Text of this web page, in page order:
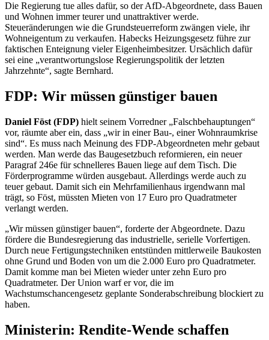
Die Regierung tue alles dafür, so der AfD-Abgeordnete, dass Bauen
und Wohnen immer teurer und unattraktiver werde.
Steueränderungen wie die Grundsteuerreform zwängen viele, ihr
Wohneigentum zu verkaufen. Habecks Heizungsgesetz führe zur
faktischen Enteignung vieler Eigenheimbesitzer. Ursächlich dafür
sei eine „verantwortungslose Regierungspolitik der letzten
Jahrzehnte“, sagte Bernhard.
FDP: Wir müssen günstiger bauen
Daniel Föst (FDP) hielt seinem Vorredner „Falschbehauptungen“
vor, räumte aber ein, dass „wir in einer Bau-, einer Wohnraumkrise
sind“. Es muss nach Meinung des FDP-Abgeordneten mehr gebaut
werden. Man werde das Baugesetzbuch reformieren, ein neuer
Paragraf 246e für schnelleres Bauen liege auf dem Tisch. Die
Förderprogramme würden ausgebaut. Allerdings werde auch zu
teuer gebaut. Damit sich ein Mehrfamilienhaus irgendwann mal
trägt, so Föst, müssten Mieten von 17 Euro pro Quadratmeter
verlangt werden.
„Wir müssen günstiger bauen“, forderte der Abgeordnete. Dazu
fördere die Bundesregierung das industrielle, serielle Vorfertigen.
Durch neue Fertigungstechniken entstünden mittlerweile Baukosten
ohne Grund und Boden von um die 2.000 Euro pro Quadratmeter.
Damit komme man bei Mieten wieder unter zehn Euro pro
Quadratmeter. Der Union warf er vor, die im
Wachstumschancengesetz geplante Sonderabschreibung blockiert zu
haben.
Ministerin: Rendite-Wende schaffen